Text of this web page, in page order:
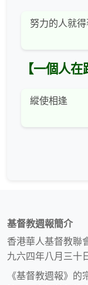
努力的人就得
【一個人在
縱使相逢
基督教週報簡介
香港華人基督教聯
九六四年八月三十
《基督教週報》